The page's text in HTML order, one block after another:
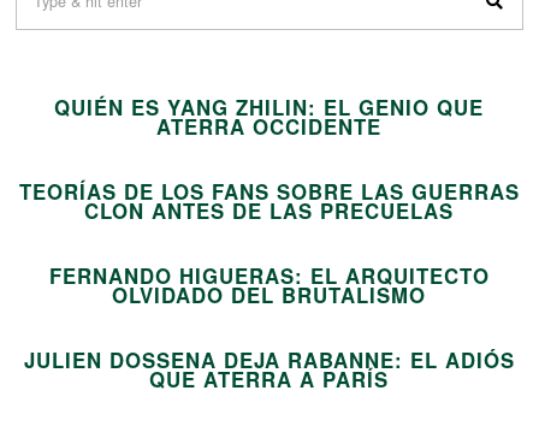
QUIÉN ES YANG ZHILIN: EL GENIO QUE
ATERRA OCCIDENTE
TEORÍAS DE LOS FANS SOBRE LAS GUERRAS
CLON ANTES DE LAS PRECUELAS
FERNANDO HIGUERAS: EL ARQUITECTO
OLVIDADO DEL BRUTALISMO
JULIEN DOSSENA DEJA RABANNE: EL ADIÓS
QUE ATERRA A PARÍS